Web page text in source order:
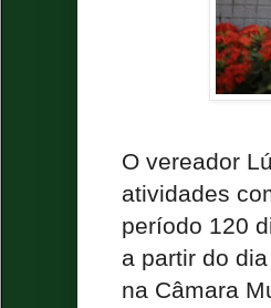
O vereador
atividades
período 120
a partir do
na Câmara